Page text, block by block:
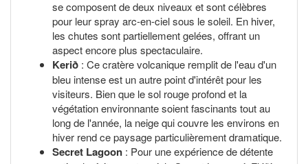
se composent de deux niveaux et sont célèbres
pour leur spray arc-en-ciel sous le soleil. En hiver,
les chutes sont partiellement gelées, offrant un
aspect encore plus spectaculaire.
Kerið : Ce cratère volcanique remplit de l'eau d'un
bleu intense est un autre point d'intérêt pour les
visiteurs. Bien que le sol rouge profond et la
végétation environnante soient fascinants tout au
long de l'année, la neige qui couvre les environs en
hiver rend ce paysage particulièrement dramatique.
Secret Lagoon : Pour une expérience de détente